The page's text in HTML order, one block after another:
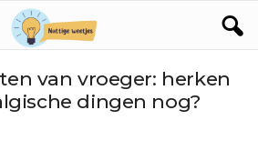
van vroeger: herken
dingen nog?